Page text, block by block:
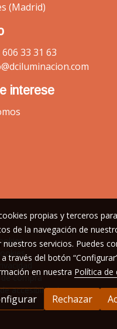
(Madrid)
606 33 31 63
interese
de compra
accesibilidad
propias y terceros
de la navegación de
servicios. Puedes
través del botón
en nuestra Política de
Rechazar